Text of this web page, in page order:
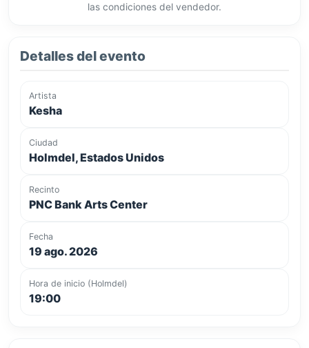
las condiciones del vendedor.
Detalles del evento
Artista
Kesha
Ciudad
Holmdel, Estados Unidos
Recinto
PNC Bank Arts Center
Fecha
19 ago. 2026
Hora de inicio (Holmdel)
19:00